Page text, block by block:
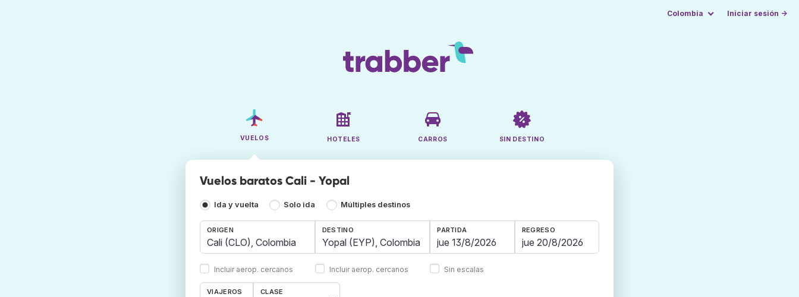
Colombia Iniciar sesión →
VUELOS HOTELES CARROS SIN DESTINO
Vuelos baratos Cali - Yopal
Ida y vuelta Solo ida Múltiples destinos
ORIGEN
Incluir aerop. cercanos
DESTINO
Incluir aerop. cercanos
PARTIDA REGRESO
Sin escalas
VIAJEROS CLASE